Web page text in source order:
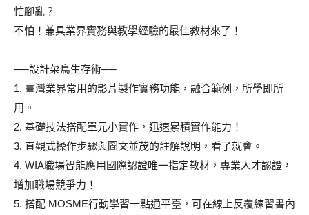
忙腳亂？
不怕！兼具業界實務與教學經驗的最佳教材來了！
──設計菜鳥生存術──
1. 臺灣業界常用的影片製作實務功能，融合範例，所學即所
用。
2. 基礎技法搭配單元小實作，迅速累積實作能力！
3. 直觀式操作步驟與圖文並茂的註解說明，看了就會。
4. WIA職場智能應用國際認證唯一指定教材，專業人才認證，
增加職場競爭力！
5. 搭配 MOSME行動學習一點通平臺，可在線上反覆練習書內